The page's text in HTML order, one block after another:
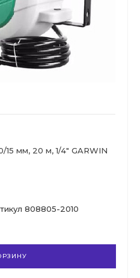
15 мм, 20 м, 1/4" GARWIN
808805-2010